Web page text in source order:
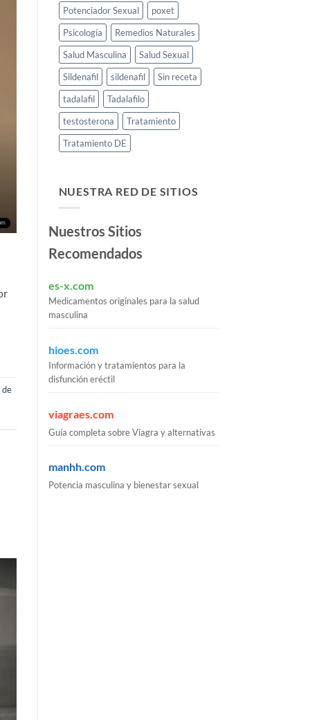
de
Potenciador Sexual
poxet
Psicología
Remedios Naturales
Salud Masculina
Salud Sexual
Sildenafil
sildenafil
Sin receta
tadalafil
Tadalafilo
testosterona
Tratamiento
Tratamiento DE
NUESTRA RED DE SITIOS
Nuestros Sitios
Recomendados
es-x.com
Medicamentos originales para la salud
masculina
hioes.com
Información y tratamientos para la
disfunción eréctil
viagraes.com
Guía completa sobre Viagra y alternativas
manhh.com
Potencia masculina y bienestar sexual